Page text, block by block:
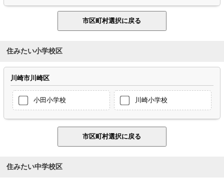
住みたい小学校区
川崎市川崎区
小田小学校 川崎小学校
住みたい中学校区